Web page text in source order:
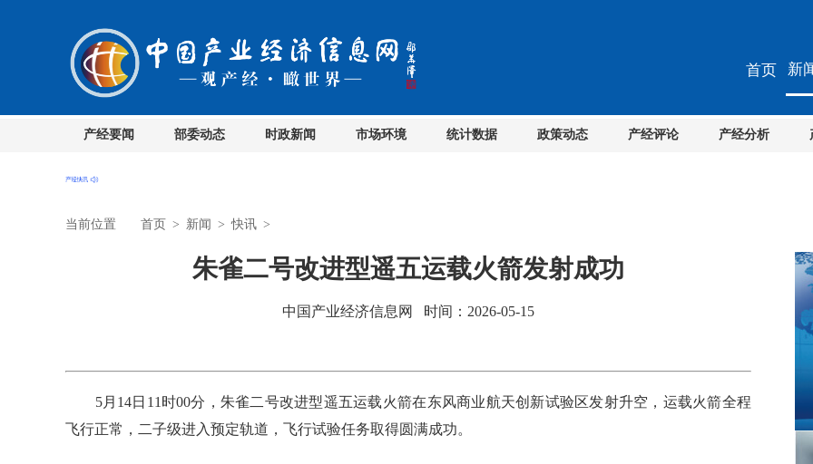
首页 新
产经要闻 部委动态 时政新闻 市场环境 统计数据 政策动态 产经评论 产经分析
当前位置 首页 > 新闻 > 快讯 >
朱雀二号改进型遥五运载火箭发射成功
中国产业经济信息网 时间：2026-05-15
5月14日11时00分，朱雀二号改进型遥五运载火箭在东风商业航天创新试验区发射升空，运载火箭全程
飞行正常，二子级进入预定轨道，飞行试验任务取得圆满成功。